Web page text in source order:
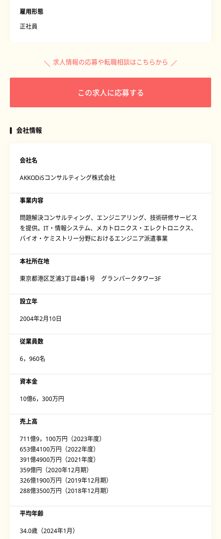
雇用形態
正社員
求人情報の応募や転職相談はこちらから
この求人に応募する
会社情報
会社名
AKKODiSコンサルティング株式会社
事業内容
問題解決コンサルティング、エンジニアリング、技術研修サービス
を提供。IT・情報システム、メカトロニクス・エレクトロニクス、
バイオ・ケミストリー分野におけるエンジニア派遣事業
本社所在地
東京都港区芝浦3丁目4番1号 グランパークタワー3F
設立年
2004年2月10日
従業員数
6，960名
資本金
10億6，300万円
売上高
711億9，100万円（2023年度）
653億4100万円（2022年度）
391億4900万円（2021年度）
359億円（2020年12月期）
326億1900万円（2019年12月期）
288億3500万円（2018年12月期）
平均年齢
34.0歳（2024年1月）